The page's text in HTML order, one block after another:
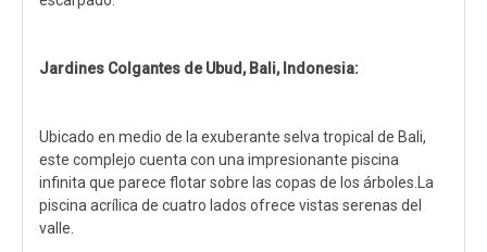
Jardines Colgantes de Ubud, Bali, Indonesia:
Ubicado en medio de la exuberante selva tropical de Bali,
este complejo cuenta con una impresionante piscina
infinita que parece flotar sobre las copas de los árboles.La
piscina acrílica de cuatro lados ofrece vistas serenas del
valle.